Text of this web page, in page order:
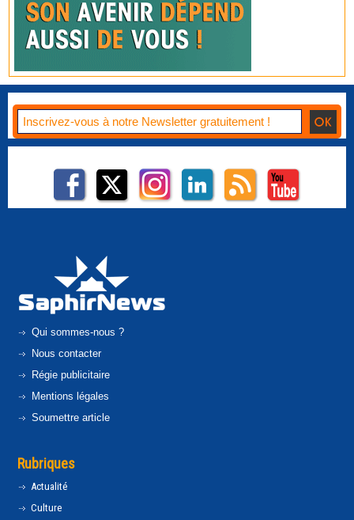
Qui sommes-nous ?
Nous contacter
Régie publicitaire
Mentions légales
Soumettre article
Rubriques
Actualité
Culture